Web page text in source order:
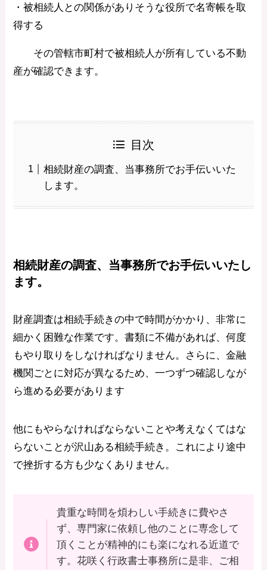
・被相続人との関係がありそうな役所で名寄帳を取
得する
その管轄市町村で被相続人が所有している不動
産が確認できます。
目次
相続財産の調査、当事務所でお手伝いいた
します。
相続財産の調査、当事務所でお手伝いいたし
ます。
財産調査は相続手続きの中で時間がかかり、非常に
細かく困難な作業です。書類に不備があれば、何度
もやり取りをしなければなりません。さらに、金融
機関ごとに対応が異なるため、一つずつ確認しなが
ら進める必要があります
他にもやらなければならないことや考えなくてはな
らないことが沢山ある相続手続き。これにより途中
で挫折する方も少なくありません。
貴重な時間を煩わしい手続きに費やさ
ず、専門家に依頼し他のことに専念して
頂くことが精神的にも楽になれる近道で
す。花咲く行政書士事務所に是非、ご相